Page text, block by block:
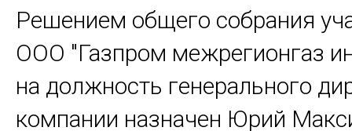
Решением общего собрания
ООО "Газпром межрегионгаз
на должность генерального
компании назначен Юрий